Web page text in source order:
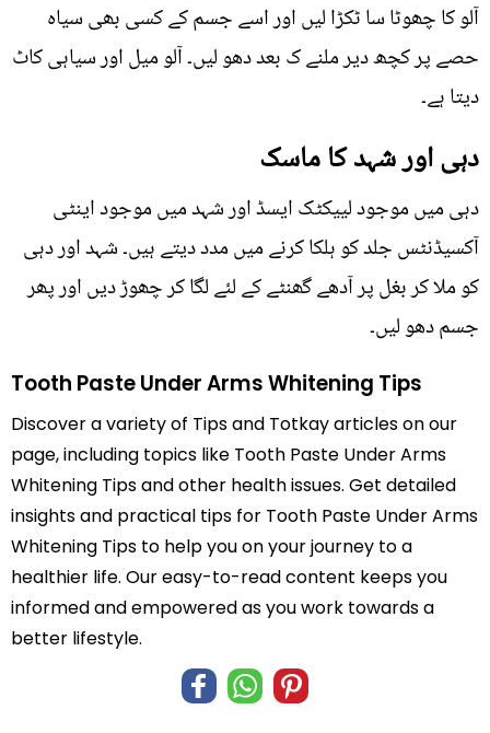
آلو کا چھوٹا سا ٹکڑا لیں اور اسے جسم کے کسی بھی سیاہ
حصے پر کچھ دیر ملنے ک بعد دھو لیں۔ آلو میل اور سیاہی کاٹ
دیتا ہے۔
دہی اور شہد کا ماسک
دہی میں موجود لییکٹک ایسڈ اور شہد میں موجود اینٹی
آکسیڈنٹس جلد کو ہلکا کرنے میں مدد دیتے ہیں۔ شہد اور دہی
کو ملا کر بغل پر آدھے گھنٹے کے لئے لگا کر چھوڑ دیں اور پھر
جسم دھو لیں۔
Tooth Paste Under Arms Whitening Tips
Discover a variety of Tips and Totkay articles on our
page, including topics like Tooth Paste Under Arms
Whitening Tips and other health issues. Get detailed
insights and practical tips for Tooth Paste Under Arms
Whitening Tips to help you on your journey to a
healthier life. Our easy-to-read content keeps you
informed and empowered as you work towards a
better lifestyle.